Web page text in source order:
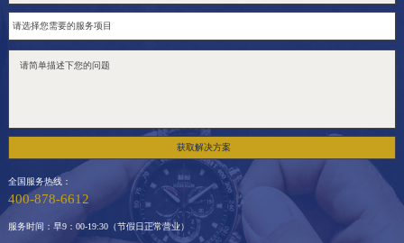
获取解决方案
全国服务热线：
400-878-6612
服务时间：早9：00-19:30（节假日正常营业）